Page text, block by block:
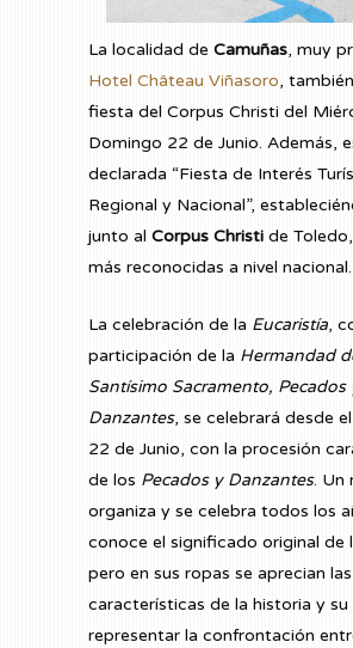
La localidad de Camuñas, muy
Hotel Château Viñasoro,
fiesta del Corpus Christi del
Domingo 22 de Junio. Además,
declarada “Fiesta de Interés
Regional y Nacional”,
junto al Corpus Christi de
más reconocidas a nivel nacional.
La celebración de la Eucaristía,
participación de la Hermandad
Santísimo Sacramento, Pecados
Danzantes, se celebrará desde
22 de Junio, con la procesión
de los Pecados y Danzantes. Un
organiza y se celebra todos los
conoce el significado original de
pero en sus ropas se aprecian
características de la historia y su
representar la confrontación